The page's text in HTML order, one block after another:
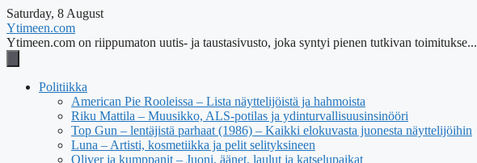
Saturday, 8 August
Ytimeen.com
Ytimeen.com on riippumaton uutis- ja taustasivusto, joka syntyi pienen tutkivan toimitukse...
Politiikka
American Pie Rooleissa – Lista näyttelijöistä ja hahmoista
Riku Mattila – Muusikko, ALS-potilas ja ydinturvallisuusinsinööri
Top Gun – lentäjistä parhaat (1986) – Kaikki elokuvasta juonesta näyttelijöihin
Luna – Artisti, kosmetiikka ja pelit selityksineen
Oliver ja kumppanit – Juoni, äänet, laulut ja katselupaikat